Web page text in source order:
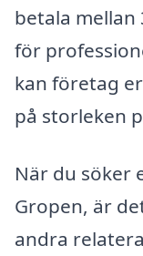
betala
för
kan företag
på storleken
När du söker
Gropen, är
andra